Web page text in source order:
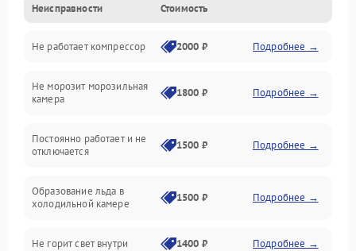
Механика
Электропитание
Дренаж
Неисправности Стоимость
Не работает компрессор 2000 ₽ Подробнее →
Не морозит морозильная
камера
1800 ₽ Подробнее →
Постоянно работает и не
отключается
1500 ₽ Подробнее →
Образование льда в
холодильной камере
1500 ₽ Подробнее →
Не горит свет внутри 1400 ₽ Подробнее →